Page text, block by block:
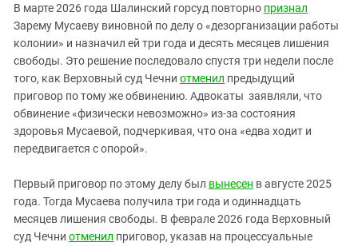
В марте 2026 года Шалинский горсуд повторно признал
Зарему Мусаеву виновной по делу о «дезорганизации работы
колонии» и назначил ей три года и десять месяцев лишения
свободы. Это решение последовало спустя три недели после
того, как Верховный суд Чечни отменил предыдущий
приговор по тому же обвинению. Адвокаты заявляли, что
обвинение «физически невозможно» из‑за состояния
здоровья Мусаевой, подчеркивая, что она «едва ходит и
передвигается с опорой».
Первый приговор по этому делу был вынесен в августе 2025
года. Тогда Мусаева получила три года и одиннадцать
месяцев лишения свободы. В феврале 2026 года Верховный
суд Чечни отменил приговор, указав на процессуальные